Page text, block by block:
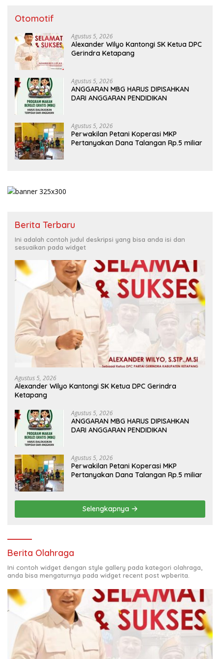
Otomotif
Agustus 5, 2026
Alexander Wilyo Kantongi SK Ketua DPC
Gerindra Ketapang
Agustus 5, 2026
ANGGARAN MBG HARUS DIPISAHKAN
DARI ANGGARAN PENDIDIKAN
Agustus 5, 2026
Perwakilan Petani Koperasi MKP
Pertanyakan Dana Talangan Rp.5 miliar
Berita Terbaru
Ini adalah contoh judul deskripsi yang bisa anda isi dan
sesuaikan pada widget
Agustus 5, 2026
Alexander Wilyo Kantongi SK Ketua DPC Gerindra
Ketapang
Agustus 5, 2026
ANGGARAN MBG HARUS DIPISAHKAN
DARI ANGGARAN PENDIDIKAN
Agustus 5, 2026
Perwakilan Petani Koperasi MKP
Pertanyakan Dana Talangan Rp.5 miliar
Selengkapnya
Berita Olahraga
Ini contoh widget dengan style gallery pada kategori olahraga,
anda bisa mengaturnya pada widget recent post wpberita.